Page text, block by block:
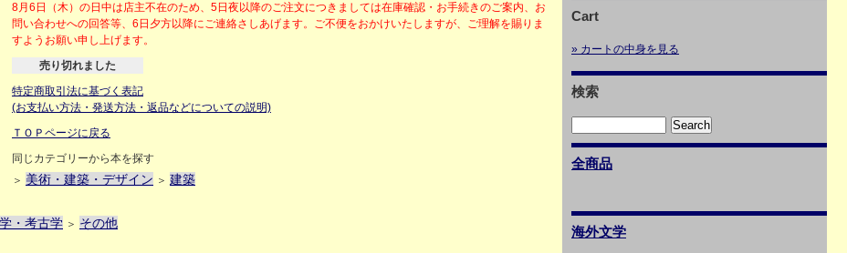
8月6日（木）の日中は店主不在のため、5日夜以降のご注文につきましては在庫確認・お手続きのご案内、お
問い合わせへの回答等、6日夕方以降にご連絡さしあげます。ご不便をおかけいたしますが、ご理解を賜りま
すようお願い申し上げます。
売り切れました
特定商取引法に基づく表記
(お支払い方法・発送方法・返品などについての説明)
ＴＯＰページに戻る
同じカテゴリーから本を探す
＞ 美術・建築・デザイン ＞ 建築
・考古学 ＞ その他
Cart
» カートの中身を見る
検索
全商品
海外文学